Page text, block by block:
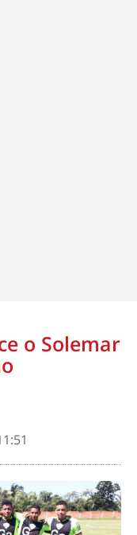
o Solemar